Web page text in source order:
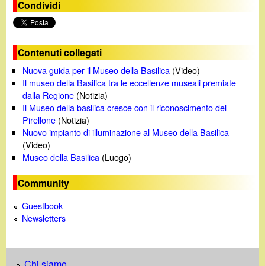
Condividi
Contenuti collegati
Nuova guida per il Museo della Basilica (Video)
Il museo della Basilica tra le eccellenze museali premiate
dalla Regione (Notizia)
Il Museo della basilica cresce con il riconoscimento del
Pirellone (Notizia)
Nuovo impianto di illuminazione al Museo della Basilica
(Video)
Museo della Basilica (Luogo)
Community
Guestbook
Newsletters